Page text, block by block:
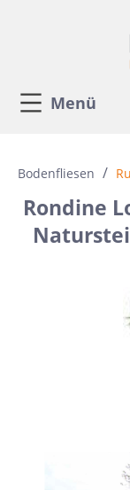
Menü
Bodenfliesen /
Rondine